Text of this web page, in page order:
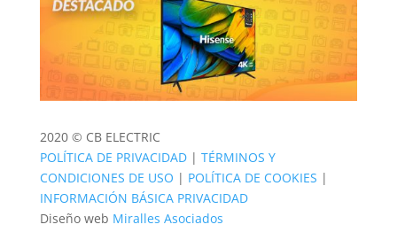
2020 © CB ELECTRIC
POLÍTICA DE PRIVACIDAD | TÉRMINOS Y
CONDICIONES DE USO | POLÍTICA DE COOKIES |
INFORMACIÓN BÁSICA PRIVACIDAD
Diseño web Miralles Asociados